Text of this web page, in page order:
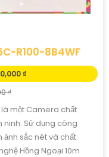
8G444WKFL
₫
₫
phân giải 2K⁺ hỗ trợ
nhìn hồng ngoại lên
vi 20m quay xoay
động và đèn chớp,